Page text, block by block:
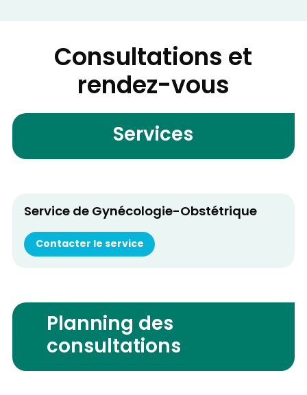
Consultations et
rendez-vous
Services
Service de Gynécologie-Obstétrique
Contacter le service
Planning des
consultations